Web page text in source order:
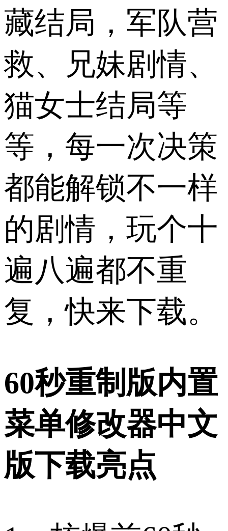
藏结局，军队营
救、兄妹剧情、
猫女士结局等
等，每一次决策
都能解锁不一样
的剧情，玩个十
遍八遍都不重
复，快来下载。
60秒重制版内置
菜单修改器中文
版下载亮点